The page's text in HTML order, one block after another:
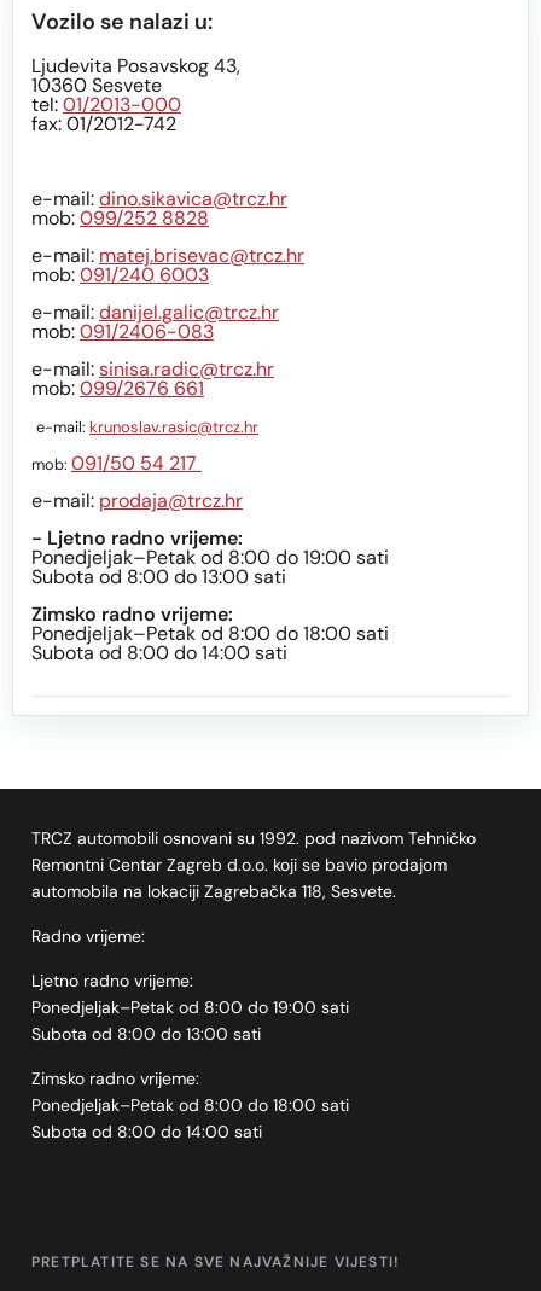
Vozilo se nalazi u:
Ljudevita Posavskog 43,
10360 Sesvete
tel:01/2013-000
fax: 01/2012-742
e-mail:dino.sikavica@trcz.hr
mob:099/252 8828
e-mail: matej.brisevac@trcz.hr
mob:091/240 6003
e-mail:danijel.galic@trcz.hr
mob:091/2406-083
e-mail:sinisa.radic@trcz.hr
mob:099/2676 661
e-mail: krunoslav.rasic@trcz.hr
mob: 091/50 54 217
e-mail: prodaja@trcz.hr
- Ljetno radno vrijeme:
Ponedjeljak–Petak od 8:00 do 19:00 sati
Subota od 8:00 do 13:00 sati
Zimsko radno vrijeme:
Ponedjeljak–Petak od 8:00 do 18:00 sati
Subota od 8:00 do 14:00 sati
TRCZ automobili osnovani su 1992. pod nazivom Tehničko
Remontni Centar Zagreb d.o.o. koji se bavio prodajom
automobila na lokaciji Zagrebačka 118, Sesvete.
Radno vrijeme:
Ljetno radno vrijeme:
Ponedjeljak–Petak od 8:00 do 19:00 sati
Subota od 8:00 do 13:00 sati
Zimsko radno vrijeme:
Ponedjeljak–Petak od 8:00 do 18:00 sati
Subota od 8:00 do 14:00 sati
PRETPLATITE SE NA SVE NAJVAŽNIJE VIJESTI!